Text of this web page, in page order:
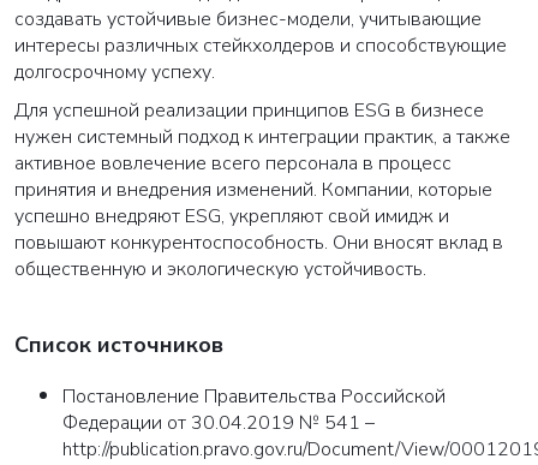
создавать устойчивые бизнес-модели, учитывающие
интересы различных стейкхолдеров и способствующие
долгосрочному успеху.
Для успешной реализации принципов ESG в бизнесе
нужен системный подход к интеграции практик, а также
активное вовлечение всего персонала в процесс
принятия и внедрения изменений. Компании, которые
успешно внедряют ESG, укрепляют свой имидж и
повышают конкурентоспособность. Они вносят вклад в
общественную и экологическую устойчивость.
Список источников
Постановление Правительства Российской
Федерации от 30.04.2019 № 541 –
http://publication.pravo.gov.ru/Document/View/